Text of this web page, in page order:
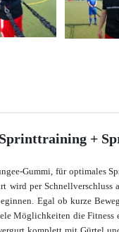
+
Gummi, für optimales
wird per
Egal ob kurze
Möglichkeiten die Fitness